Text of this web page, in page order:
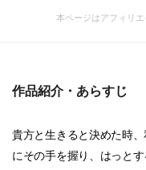
本ページはアフィリ
作品紹介・あらすじ
貴方と生きると決めた時
にその手を握り、はっと